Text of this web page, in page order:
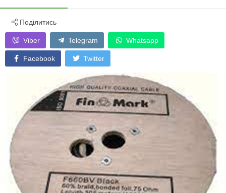
Поділитись
Viber Telegram Whatsapp
Facebook Twitter